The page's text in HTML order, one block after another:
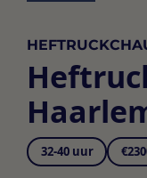
32-40 uur